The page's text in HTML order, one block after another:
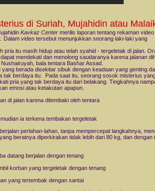
di Suriah, Mujahidin atau
Kavkaz Center merilis laporan tentang rekaman video
Dalam video tersebut menunjukkan seorang laki-laki yang
pria itu masih hidup atau telah syahid - tergeletak di jalan.
mendekati dan menolong saudaranya karena jalanan
bala tentara Bashar Assad.
berada disekitar sibuk dengan keadaan yang genting
tak berdaya itu. Pada saat itu, seorang sosok misterius
pria yang tak berdaya itu dari belakang. Tingkahnya
emosi atau ketakutan apapun.
di jalan karena ditembaki oleh tentara
ia terkena tembakan tergeletak
perlahan-lahan, tanpa mempercepat langkahnya,
beratnya diperkirakan tidak lebih dari 80 kg, dan dengan
datang berjalan dengan tenang
korban yang tergeletak dengan tenang
yang tertembak dengan santai